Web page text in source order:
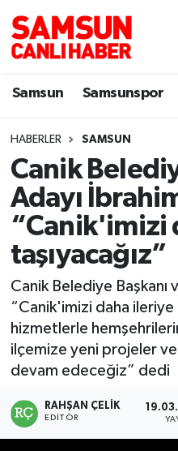
Samsun Samsunspor
HABERLER SAMSUN
Canik
Adayı
“Canik'imizi
taşıyacağız”
Canik Belediye Başkanı
“Canik'imizi daha ileriye
hizmetlerle
ilçemize yeni projeler ve
devam edeceğiz” dedi
RAHŞAN ÇELIK
EDITÖR
Samsun
Sokak Röportajları
Genel
Dünya
Eğitim
Sağlık
Yemek
Samsun Nöbetçi
Samsun Hava Durumu
Samsun Namaz
Samsun Trafik
Süper Lig Puan
Tüm Manşetler
Son Dakika Haberleri
Haber Arşivi